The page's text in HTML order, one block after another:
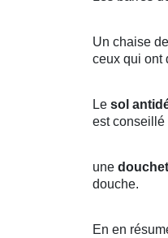
Un chaise
ceux qui ont
Le sol
est conseillé
une
douche.
En en